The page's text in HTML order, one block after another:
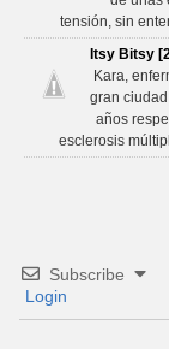
tensión, sin
Itsy Bitsy
Kara,
gran
años
esclerosis
Subscribe
Login